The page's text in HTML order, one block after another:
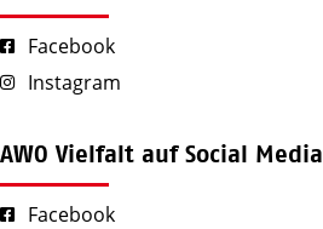
Facebook
Instagram
AWO Vielfalt auf Social Media
Facebook